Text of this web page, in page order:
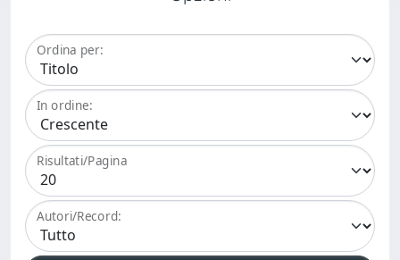
Ordina per:
In ordine:
Risultati/Pagina
Autori/Record: